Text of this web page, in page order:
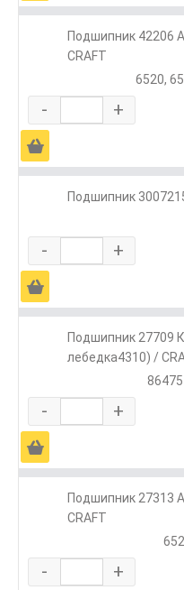
Подшипник 42206
CRAFT
6520,
- +
Ä
Подшипник
- +
Ä
Подшипник 27709
лебедка4310) /
- +
Ä
Подшипник 27313
CRAFT
- +